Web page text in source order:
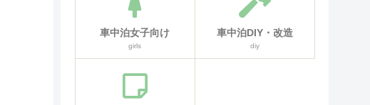
車中泊女子向け
girls
車中泊DIY・改造
diy